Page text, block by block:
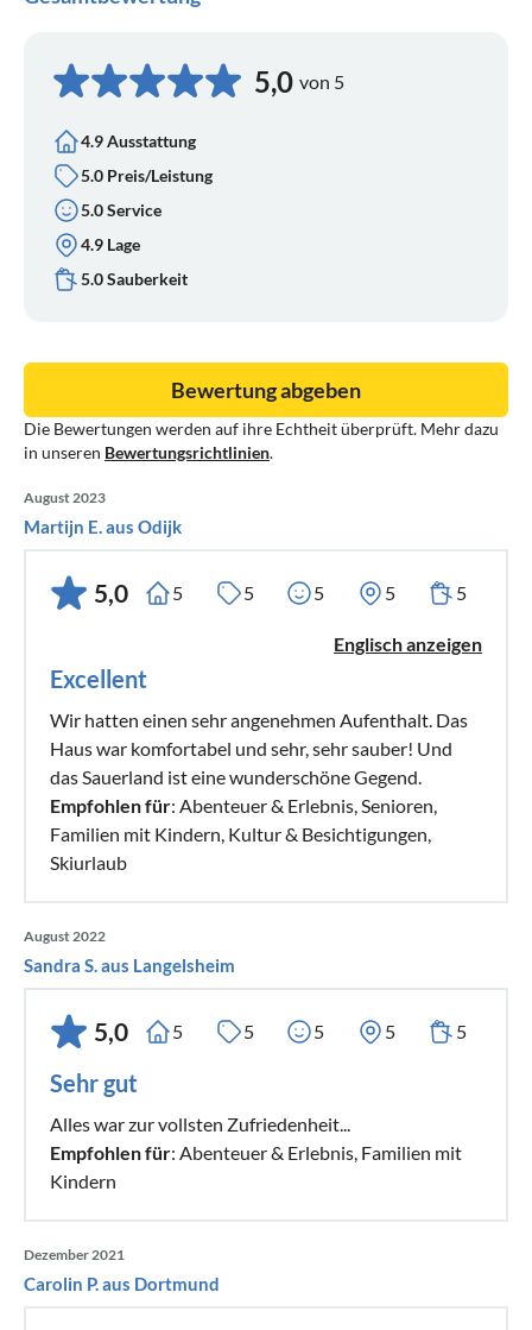
5,0 von 5
4.9 Ausstattung
5.0 Preis/Leistung
5.0 Service
4.9 Lage
5.0 Sauberkeit
Die Bewertungen werden auf ihre Echtheit überprüft. Mehr dazu
in unseren Bewertungsrichtlinien.
Bewertung abgeben
August 2023
Martijn E. aus Odijk
5,0 5 5 5 5 5
Englisch anzeigen
Excellent
Wir hatten einen sehr angenehmen Aufenthalt. Das
Haus war komfortabel und sehr, sehr sauber! Und
das Sauerland ist eine wunderschöne Gegend.
Empfohlen für: Abenteuer & Erlebnis, Senioren,
Familien mit Kindern, Kultur & Besichtigungen,
Skiurlaub
August 2022
Sandra S. aus Langelsheim
5,0 5 5 5 5 5
Sehr gut
Alles war zur vollsten Zufriedenheit...
Empfohlen für: Abenteuer & Erlebnis, Familien mit
Kindern
Dezember 2021
Carolin P. aus Dortmund